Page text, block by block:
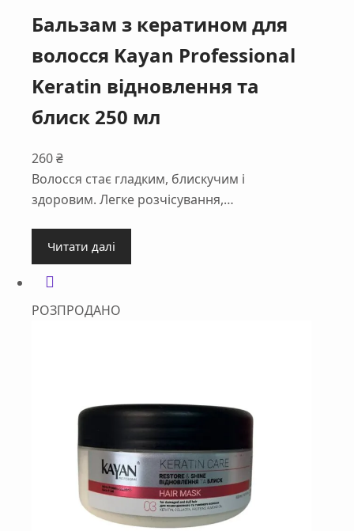
Бальзам з кератином для
волосся Kayan Professional
Keratin відновлення та
блиск 250 мл
260₴
Волосся стає гладким, блискучим і
здоровим. Легке розчісування,…
Читати далі
РОЗПРОДАНО